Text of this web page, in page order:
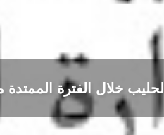
الممتدة من 3 إلى 6 آب